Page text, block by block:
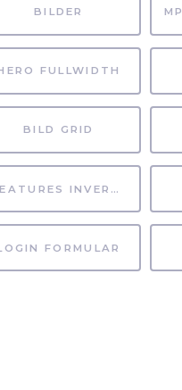
BILDER
FULLWIDTH
BILD GRID
FEATURES INVERTIERT
FORMULAR